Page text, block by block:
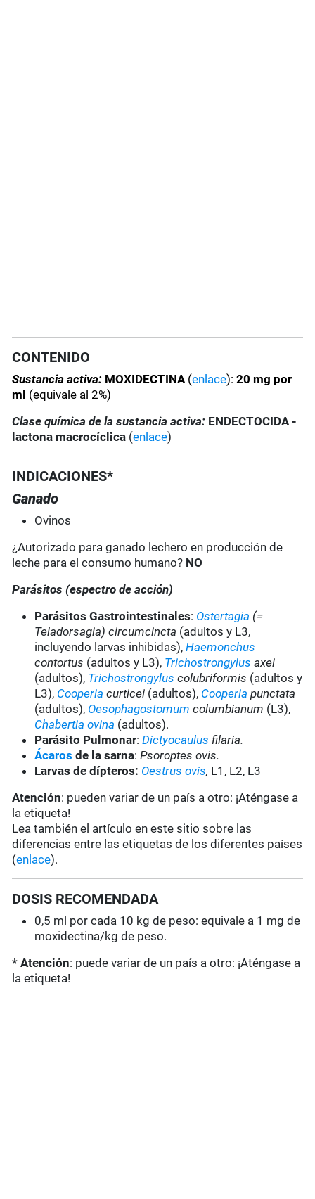
CONTENIDO
Sustancia activa: MOXIDECTINA (enlace):20 mg por
ml (equivale al 2%)
Clase química de la sustancia activa: ENDECTOCIDA -
lactona macrocíclica (enlace)
INDICACIONES*
Ganado
Ovinos
¿Autorizado para ganado lechero en producción de
leche para el consumo humano? NO
Parásitos (espectro de acción)
Parásitos Gastrointestinales: Ostertagia (=
Teladorsagia) circumcincta (adultos y L3,
incluyendo larvas inhibidas),Haemonchus
contortus (adultos y L3), Trichostrongylus axei
(adultos), Trichostrongylus colubriformis (adultos y
L3), Cooperia curticei (adultos), Cooperia punctata
(adultos), Oesophagostomum columbianum (L3),
Chabertia ovina (adultos).
Parásito Pulmonar: Dictyocaulus filaria.
Ácaros de la sarna:Psoroptesovis.
Larvas de dípteros: Oestrus ovis, L1, L2, L3
Atención: pueden variar de un país a otro: ¡Aténgase a
la etiqueta!
Lea también el artículo en este sitio sobre las
diferencias entre las etiquetas de los diferentes países
(enlace).
DOSIS RECOMENDADA
0,5 ml por cada 10 kg de peso: equivale a 1 mg de
moxidectina/kg de peso.
* Atención: puede variar de un país a otro: ¡Aténgase a
la etiqueta!